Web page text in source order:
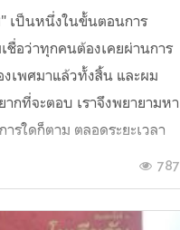
" เป็นหนึ่งในขั้นตอนการ
ชื่อว่าทุกคนต้องเคยผ่านการ
งเพศมาแล้วทั้งสิ้น และผม
ากที่จะตอบ เราจึงพยายามหา
รใดก็ตาม ตลอดระยะเวลา
ลว่าอะไร? ผมเคยสงสัยว่า
และเพศท...
787